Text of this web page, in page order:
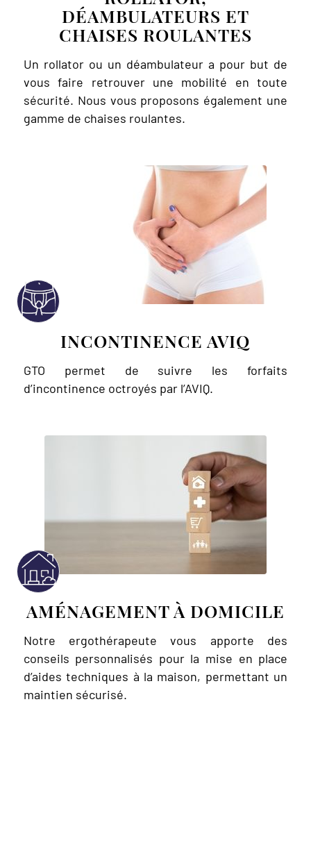
DÉAMBULATEURS ET
CHAISES ROULANTES
Un rollator ou un déambulateur a pour but de
vous faire retrouver une mobilité en toute
sécurité. Nous vous proposons également une
gamme de chaises roulantes.
INCONTINENCE AVIQ
GTO permet de suivre les forfaits
d’incontinence octroyés par l’AVIQ.
AMÉNAGEMENT À DOMICILE
Notre ergothérapeute vous apporte des
conseils personnalisés pour la mise en place
d’aides techniques à la maison, permettant un
maintien sécurisé.